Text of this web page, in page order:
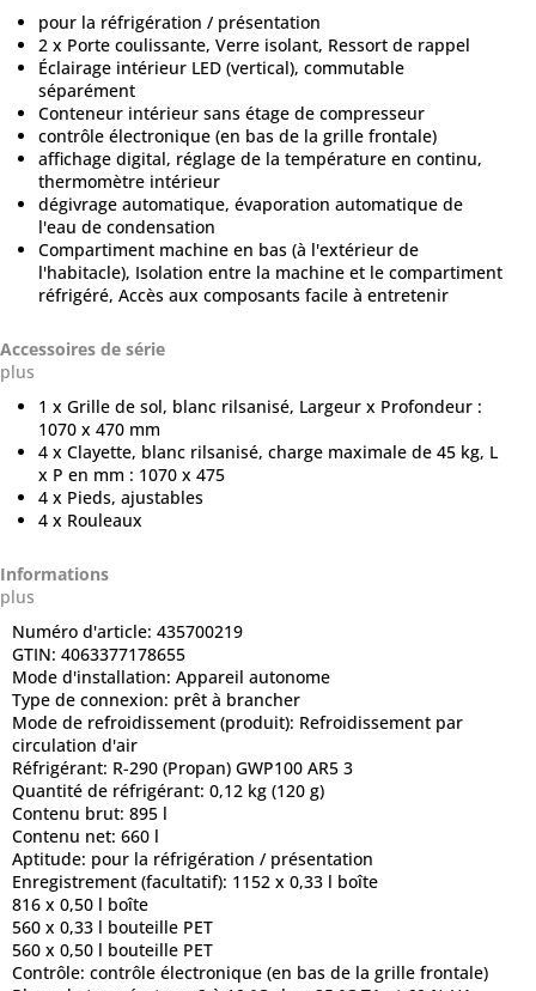
pour la réfrigération / présentation
2 x Porte coulissante, Verre isolant, Ressort de rappel
Éclairage intérieur LED (vertical), commutable
séparément
Conteneur intérieur sans étage de compresseur
contrôle électronique (en bas de la grille frontale)
affichage digital, réglage de la température en continu,
thermomètre intérieur
dégivrage automatique, évaporation automatique de
l'eau de condensation
Compartiment machine en bas (à l'extérieur de
l'habitacle), Isolation entre la machine et le compartiment
réfrigéré, Accès aux composants facile à entretenir
Accessoires de série
plus
1 x Grille de sol, blanc rilsanisé, Largeur x Profondeur :
1070 x 470 mm
4 x Clayette, blanc rilsanisé, charge maximale de 45 kg, L
x P en mm : 1070 x 475
4 x Pieds, ajustables
4 x Rouleaux
Informations
plus
Numéro d'article: 435700219
GTIN: 4063377178655
Mode d'installation: Appareil autonome
Type de connexion: prêt à brancher
Mode de refroidissement (produit): Refroidissement par
circulation d'air
Réfrigérant: R-290 (Propan) GWP100 AR5 3
Quantité de réfrigérant: 0,12 kg (120 g)
Contenu brut: 895 l
Contenu net: 660 l
Aptitude: pour la réfrigération / présentation
Enregistrement (facultatif): 1152 x 0,33 l boîte
816 x 0,50 l boîte
560 x 0,33 l bouteille PET
560 x 0,50 l bouteille PET
Contrôle: contrôle électronique (en bas de la grille frontale)